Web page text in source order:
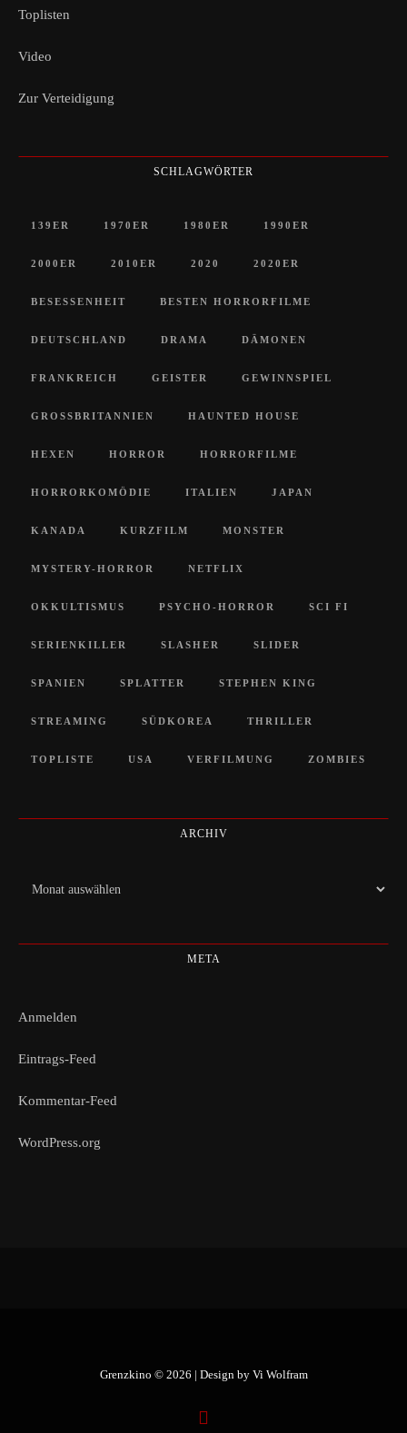
Toplisten
Video
Zur Verteidigung
SCHLAGWÖRTER
139ER 1970ER 1980ER 1990ER
2000ER 2010ER 2020 2020ER
BESESSENHEIT BESTEN HORRORFILME
DEUTSCHLAND DRAMA DÄMONEN
FRANKREICH GEISTER GEWINNSPIEL
GROSSBRITANNIEN HAUNTED HOUSE
HEXEN HORROR HORRORFILME
HORRORKOMÖDIE ITALIEN JAPAN
KANADA KURZFILM MONSTER
MYSTERY-HORROR NETFLIX
OKKULTISMUS PSYCHO-HORROR SCI FI
SERIENKILLER SLASHER SLIDER
SPANIEN SPLATTER STEPHEN KING
STREAMING SÜDKOREA THRILLER
TOPLISTE USA VERFILMUNG ZOMBIES
ARCHIV
Archiv
META
Anmelden
Eintrags-Feed
Kommentar-Feed
WordPress.org
Grenzkino © 2026 | Design by Vi Wolfram